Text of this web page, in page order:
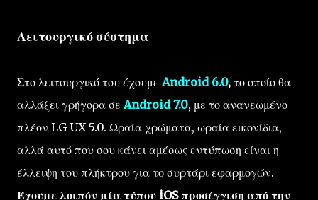
Λειτουργικό σύστημα
Στο λειτουργικό του έχουμεAndroid 6.0, το οποίο θα
αλλάξει γρήγορα σεAndroid 7.0, με το ανανεωμένο
πλέον LG UX 5.0. Ωραία χρώματα, ωραία εικονίδια,
αλλά αυτό που σου κάνει αμέσως εντύπωση είναι η
έλλειψη του πλήκτρου για το συρτάρι εφαρμογών.
Έχουμε λοιπόν μία τύπου iOS προσέγγιση από την